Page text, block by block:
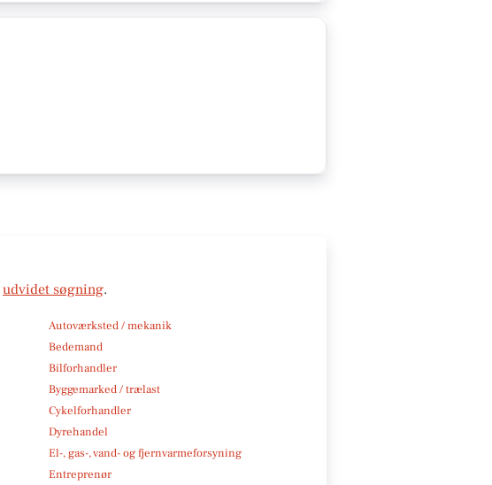
udvidet søgning.
Autoværksted / mekanik
Bedemand
Bilforhandler
Byggemarked / trælast
Cykelforhandler
Dyrehandel
El-, gas-, vand- og fjernvarmeforsyning
Entreprenør